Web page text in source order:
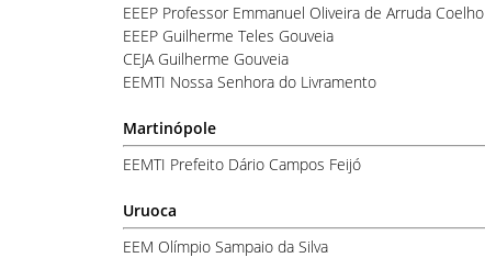
EEEP Professor Emmanuel Oliveira de Arruda Coelho
EEEP Guilherme Teles Gouveia
CEJA Guilherme Gouveia
EEMTI Nossa Senhora do Livramento
Martinópole
EEMTI Prefeito Dário Campos Feijó
Uruoca
EEM Olímpio Sampaio da Silva